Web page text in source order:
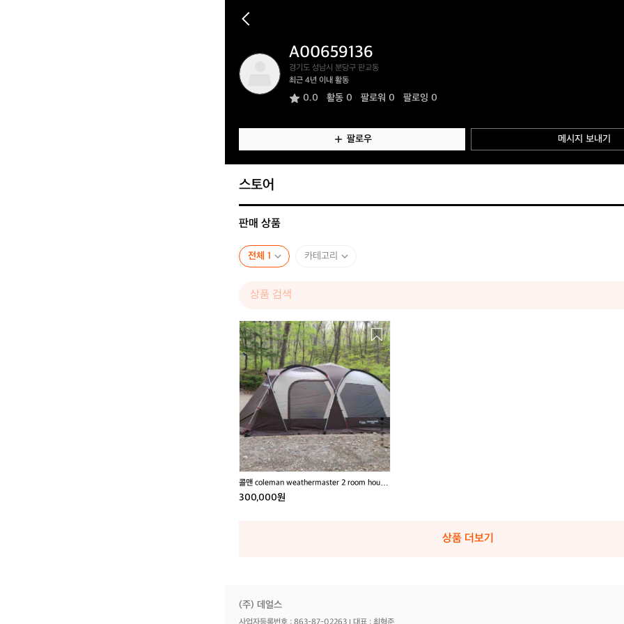
A
0
0
9
3
6
A00659136
경기도 성남시 분당구 판교동
최근 4년 이내 활동
0.0 활동 0 팔로워 0 팔로잉 0
팔로우 메시지 보내기
스토어
판매 상품
전체 1 카테고리
콜
맨
c
o
l
e
m
a
n
w
e
a
t
h
r
2
콜맨 coleman weathermaster 2 room house
classic 웨더마스터 투룸 하우스 클래식
300,000원
상품 더보기
(주) 데얼스